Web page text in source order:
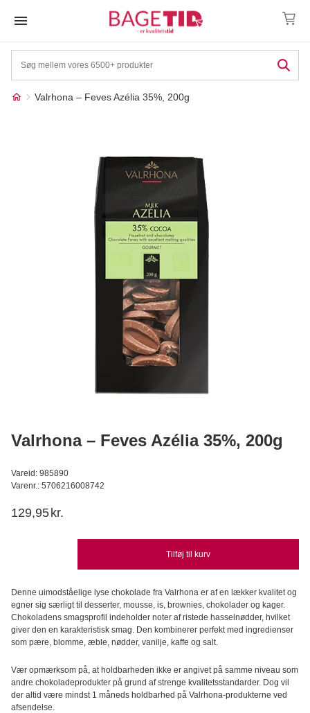
Valrhona – Feves Azélia 35%, 200g
Callebaut Chokolade Callets mørk 811 54,5% - 2,5 kg
Valrhona – Feves Azélia 35%, 200g
Vareid: 985890
Varenr.: 5706216008742
129,95kr.
Tilføj til kurv
Denne uimodståelige lyse chokolade fra Valrhona er af en lækker kvalitet og
egner sig særligt til desserter, mousse, is, brownies, chokolader og kager.
Chokoladens smagsprofil indeholder noter af ristede hasselnødder, hvilket
giver den en karakteristisk smag. Den kombinerer perfekt med ingredienser
som pære, blomme, æble, nødder, vanilje, kaffe og salt.
Vær opmærksom på, at holdbarheden ikke er angivet på samme niveau som
andre chokoladeprodukter på grund af strenge kvalitetsstandarder. Dog vil
der altid være mindst 1 måneds holdbarhed på Valrhona-produkterne ved
afsendelse.